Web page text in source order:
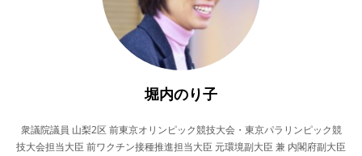
堀内のり子
衆議院議員 山梨2区 前東京オリンピック競技大会・東京パラリンピック競
技大会担当大臣 前ワクチン接種推進担当大臣 元環境副大臣 兼 内閣府副大臣